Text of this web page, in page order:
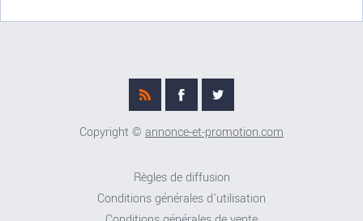
Copyright © annonce-et-promotion.com
Règles de diffusion
Conditions générales d'utilisation